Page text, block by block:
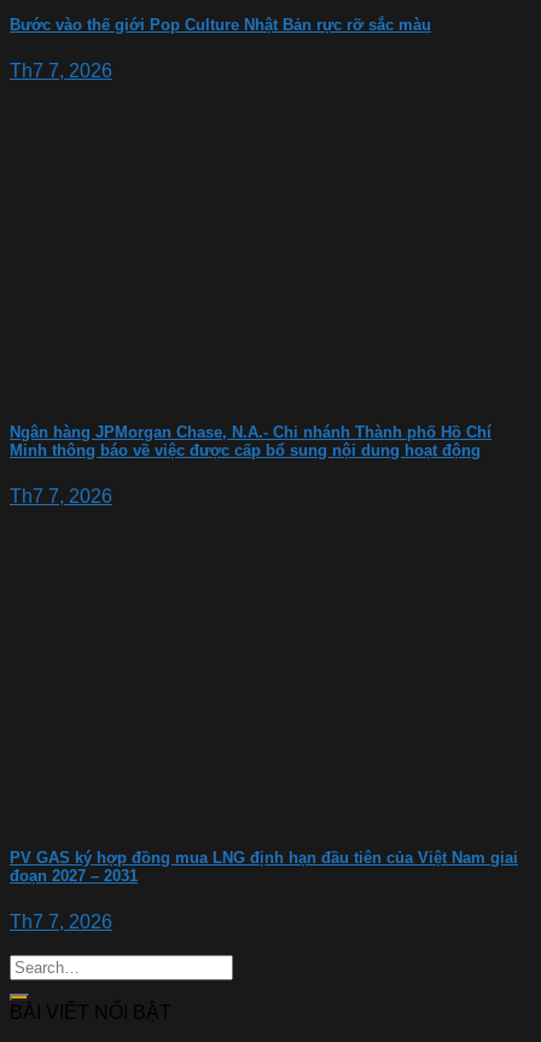
Bước vào thế giới Pop Culture Nhật Bản rực rỡ sắc màu
Th7 7, 2026
Ngân hàng JPMorgan Chase, N.A.- Chi nhánh Thành phố Hồ Chí
Minh thông báo về việc được cấp bổ sung nội dung hoạt động
Th7 7, 2026
PV GAS ký hợp đồng mua LNG định hạn đầu tiên của Việt Nam giai
đoạn 2027 – 2031
Th7 7, 2026
BÀI VIẾT NỔI BẬT